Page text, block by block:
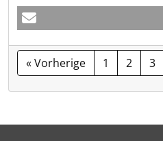
« Vorherige 1 2 3